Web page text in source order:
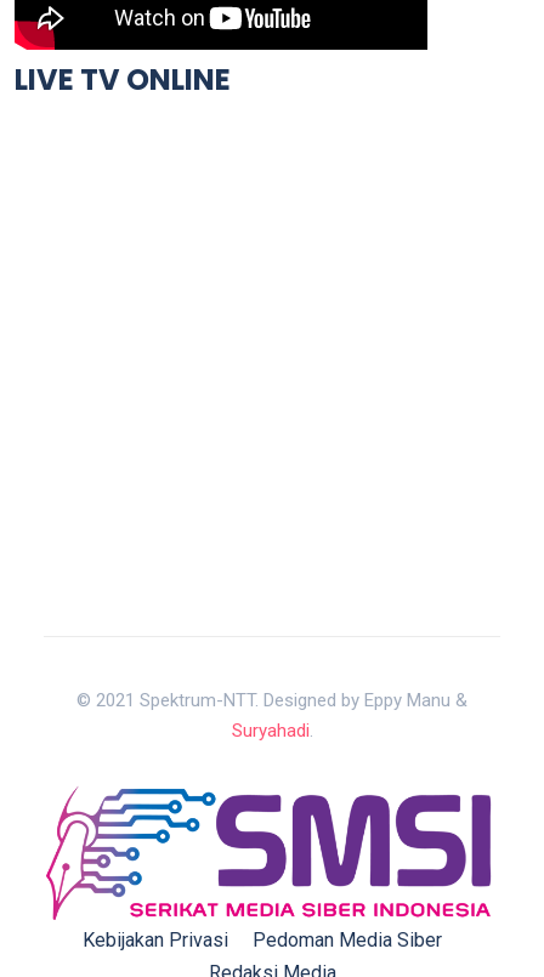
LIVE TV ONLINE
© 2021 Spektrum-NTT. Designed by Eppy Manu &
Suryahadi.
Kebijakan Privasi
Pedoman Media Siber